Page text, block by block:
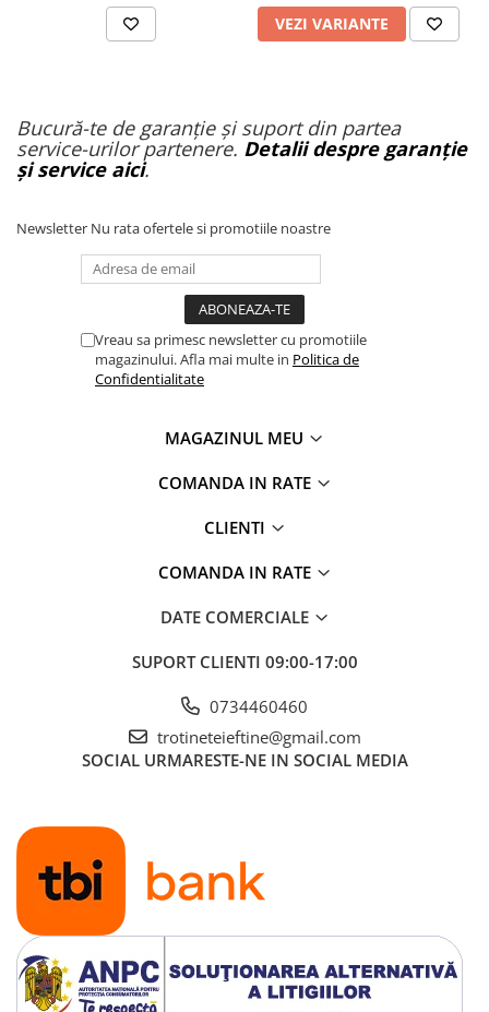
VEZI VARIANTE
Bucură-te de garanție și suport din partea
service-urilor partenere. Detalii despre garanție
și service aici.
Newsletter Nu rata ofertele si promotiile noastre
Vreau sa primesc newsletter cu promotiile
magazinului. Afla mai multe in Politica de
Confidentialitate
MAGAZINUL MEU
COMANDA IN RATE
CLIENTI
COMANDA IN RATE
DATE COMERCIALE
SUPORT CLIENTI 09:00-17:00
0734460460
trotineteieftine@gmail.com
SOCIAL URMARESTE-NE IN SOCIAL MEDIA